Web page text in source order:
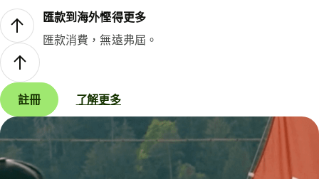
匯款到海外慳得更多
匯款消費，無遠弗屆。
註冊 了解更多